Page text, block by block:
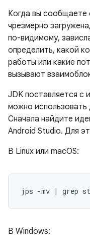
Когда вы сообщаете
чрезмерно
по-видимому,
определить, какой
работы или какие
вызывают
JDK поставляется с
можно использовать
Сначала найдите
Android Studio. Для
В Linux или macOS:
В Windows: